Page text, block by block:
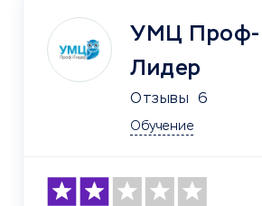
УМЦ Проф-
Лидер
Отзывы 6
Обучение